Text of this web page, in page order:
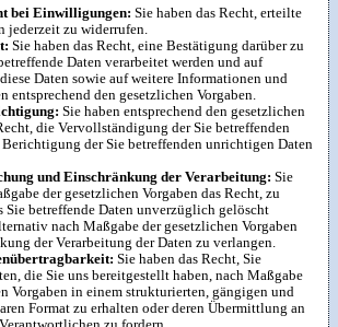
bei Einwilligungen: Sie haben das Recht, erteilte
jederzeit zu widerrufen.
Sie haben das Recht, eine Bestätigung darüber zu
Daten verarbeitet werden und auf
Daten sowie auf weitere Informationen und
entsprechend den gesetzlichen Vorgaben.
Sie haben entsprechend den gesetzlichen
die Vervollständigung der Sie betreffenden
Berichtigung der Sie betreffenden unrichtigen Daten
und Einschränkung der Verarbeitung: Sie
der gesetzlichen Vorgaben das Recht, zu
Sie betreffende Daten unverzüglich gelöscht
nach Maßgabe der gesetzlichen Vorgaben
der Verarbeitung der Daten zu verlangen.
Sie haben das Recht, Sie
die Sie uns bereitgestellt haben, nach Maßgabe
Vorgaben in einem strukturierten, gängigen und
Format zu erhalten oder deren Übermittlung an